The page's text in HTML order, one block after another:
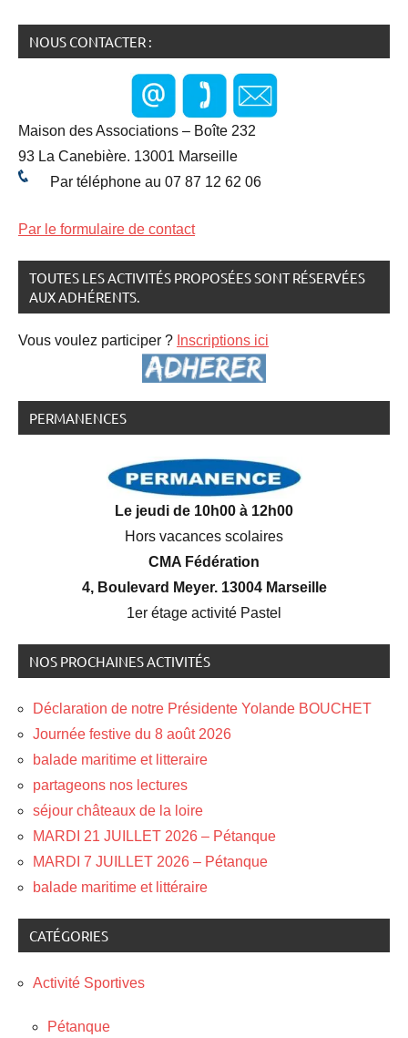
NOUS CONTACTER :
Maison des Associations – Boîte 232
93 La Canebière. 13001 Marseille
Par téléphone au 07 87 12 62 06
Par le formulaire de contact
TOUTES LES ACTIVITÉS PROPOSÉES SONT RÉSERVÉES
AUX ADHÉRENTS.
Vous voulez participer ? Inscriptions ici
PERMANENCES
Le jeudi de 10h00 à 12h00
Hors vacances scolaires
CMA Fédération
4, Boulevard Meyer. 13004 Marseille
1er étage activité Pastel
NOS PROCHAINES ACTIVITÉS
Déclaration de notre Présidente Yolande BOUCHET
Journée festive du 8 août 2026
balade maritime et litteraire
partageons nos lectures
séjour châteaux de la loire
MARDI 21 JUILLET 2026 – Pétanque
MARDI 7 JUILLET 2026 – Pétanque
balade maritime et littéraire
CATÉGORIES
Activité Sportives
Pétanque